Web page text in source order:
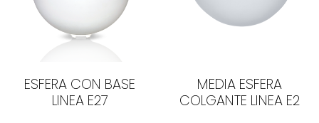
ESFERA CON BASE
LINEA E27
MEDIA ESFERA
COLGANTE LINEA E2